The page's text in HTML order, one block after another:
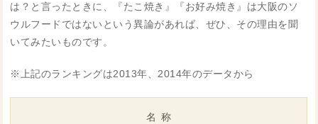
は？と言ったときに、『たこ焼き』『お好み焼き』は大阪のソ
ウルフードではないという異論があれば、ぜひ、その理由を聞
いてみたいものです。
※上記のランキングは2013年、2014年のデータから
名称